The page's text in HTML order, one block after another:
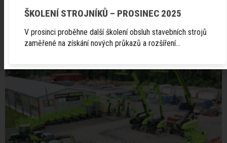
ŠKOLENÍ STROJNÍKŮ – PROSINEC 2025
V prosinci proběhne další školení obsluh stavebních strojů
zaměřené na získání nových průkazů a rozšíření…